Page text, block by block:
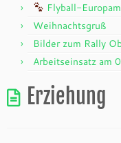
Flyball-
Weihnachtsgruß
Bilder zum Rally
Arbeitseinsatz am
Erziehung